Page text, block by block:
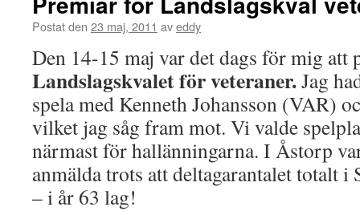
Postat den 23 maj, 2011 aveddy
Den 14-15 maj var det dags för mig att
Landslagskvalet för veteraner.Jag
spela med Kenneth Johansson (VAR)
vilket jag såg fram mot. Vi valde
närmast för hallänningarna. I Åstorp
anmälda trots att deltagarantalet totalt
– i år 63 lag!